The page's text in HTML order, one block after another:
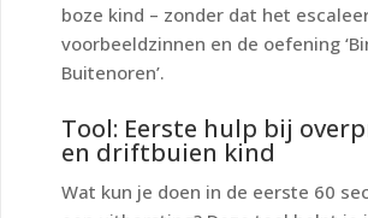
boze kind – zonder dat het
voorbeeldzinnen en de oefening
Buitenoren’.
Tool: Eerste hulp bij
en driftbuien kind
Wat kun je doen in de eerste 60